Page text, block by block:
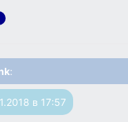
:
в 17:57